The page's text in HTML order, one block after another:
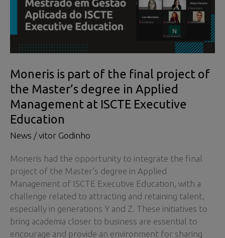
Moneris is part of the final project of
the Master’s degree in Applied
Management at ISCTE Executive
Education
News /vitor Godinho
Moneris had the opportunity to integrate the final
project of the Master’s degree in Applied
Management of ISCTE Executive Education, with a
challenge related to attracting and retaining talent,
especially in generations Y and Z. These initiatives to
bring academia closer to business are essential to
encourage and provide an environment for sharing